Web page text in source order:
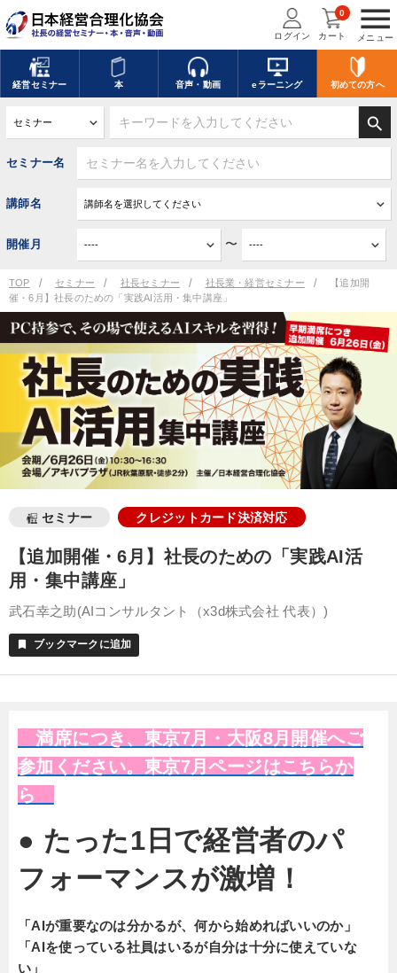
menu
メニュー
ログイン カート
0
経営セミナー 本 音声・動画 eラーニング 初めての方へ
search
セミナー名
講師名
開催月 〜
TOP セミナー 社長セミナー 社長業・経営セミナー
【追加開
催・6月】社長のための「実践AI活用・集中講座」
セミナー クレジットカード決済対応
【追加開催・6月】社長のための「実践AI活
用・集中講座」
武石幸之助(AIコンサルタント（x3d株式会社 代表）)
bookmark ブックマークに追加
満席につき、東京7月・大阪8月開催へご
参加ください。東京7月ページはこちらか
ら
● たった1日で経営者のパ
フォーマンスが激増！
「AIが重要なのは分かるが、何から始めればいいのか」
「AIを使っている社員はいるが自分は十分に使えていな
い」